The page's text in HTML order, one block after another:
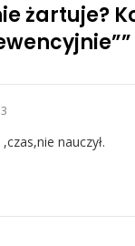
żartuje?
”
nauczył.